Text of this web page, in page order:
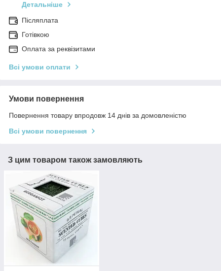
Детальніше
Післяплата
Готівкою
Оплата за реквізитами
Всі умови оплати
Умови повернення
Повернення товару впродовж 14 днів за домовленістю
Всі умови повернення
З цим товаром також замовляють